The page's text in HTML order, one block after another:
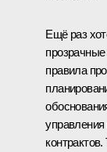
Ещё раз
правила
управления